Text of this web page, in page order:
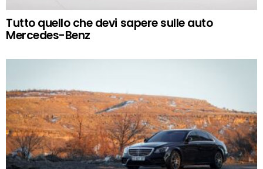
Tutto quello che devi sapere sulle auto
Mercedes-Benz